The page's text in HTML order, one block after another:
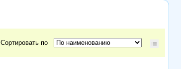
Сортировать по